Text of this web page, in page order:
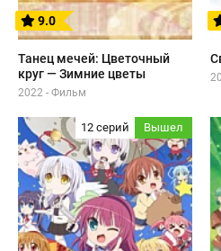
9.0
Танец мечей: Цветочный
круг — Зимние цветы
2022 - Фильм
12 серий Вышел